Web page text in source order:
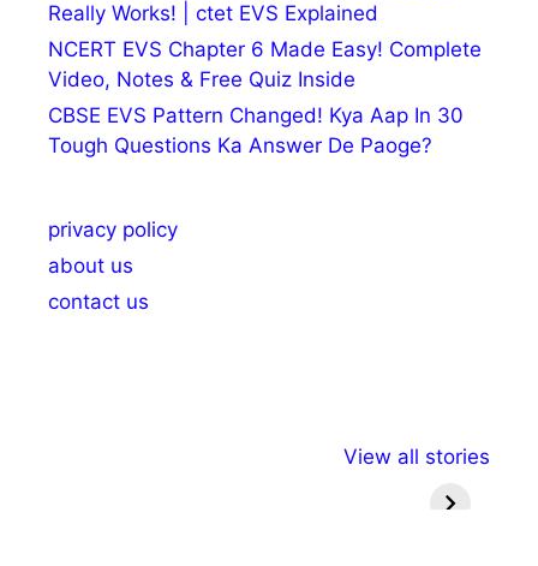
Really Works! | ctet EVS Explained
NCERT EVS Chapter 6 Made Easy! Complete
Video, Notes & Free Quiz Inside
CBSE EVS Pattern Changed! Kya Aap In 30
Tough Questions Ka Answer De Paoge?
privacy policy
about us
contact us
View all stories
राष्ट्रीय अल्पसंख्यक
मराठी